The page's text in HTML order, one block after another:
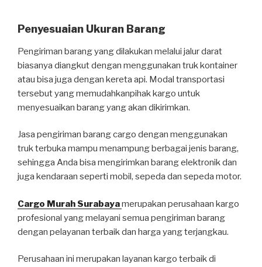
Penyesuaian Ukuran Barang
Pengiriman barang yang dilakukan melalui jalur darat
biasanya diangkut dengan menggunakan truk kontainer
atau bisa juga dengan kereta api. Modal transportasi
tersebut yang memudahkanpihak kargo untuk
menyesuaikan barang yang akan dikirimkan.
Jasa pengiriman barang cargo dengan menggunakan
truk terbuka mampu menampung berbagai jenis barang,
sehingga Anda bisa mengirimkan barang elektronik dan
juga kendaraan seperti mobil, sepeda dan sepeda motor.
Cargo Murah Surabayamerupakan perusahaan kargo
profesional yang melayani semua pengiriman barang
dengan pelayanan terbaik dan harga yang terjangkau.
Perusahaan ini merupakan layanan kargo terbaik di